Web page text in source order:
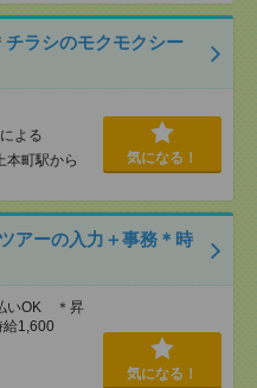
チラシのモクモクシー
よる
本町駅から
気になる！
アーの入力＋事務＊時
いOK ＊昇
1,600
気になる！